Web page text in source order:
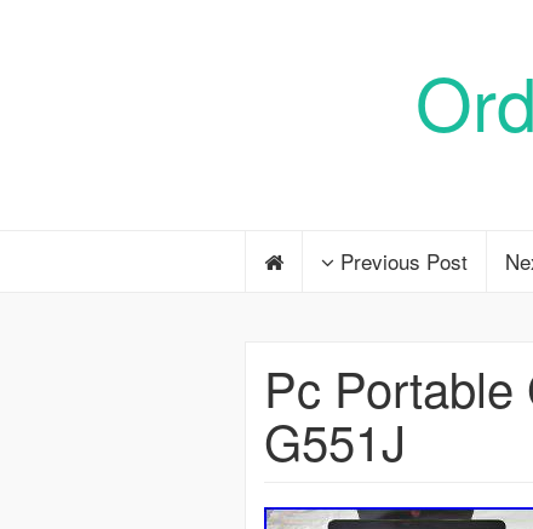
Previous Post
Pc
G551J